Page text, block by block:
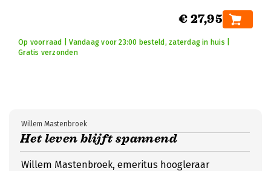
€ 27,95
Op voorraad | Vandaag voor 23:00 besteld, zaterdag in huis |
Gratis verzonden
Het leven blijft spannend
Willem Mastenbroek
Willem Mastenbroek, emeritus hoogleraar